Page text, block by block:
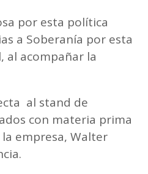
por esta política
a Soberanía por esta
al acompañar la
al stand de
con materia prima
empresa, Walter